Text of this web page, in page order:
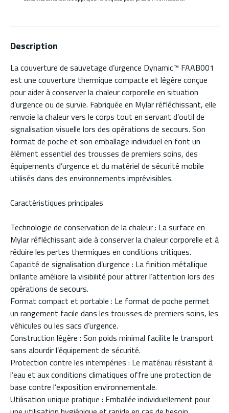
Description
La couverture de sauvetage d’urgence Dynamic™ FAAB001
est une couverture thermique compacte et légère conçue
pour aider à conserver la chaleur corporelle en situation
d’urgence ou de survie. Fabriquée en Mylar réfléchissant, elle
renvoie la chaleur vers le corps tout en servant d’outil de
signalisation visuelle lors des opérations de secours. Son
format de poche et son emballage individuel en font un
élément essentiel des trousses de premiers soins, des
équipements d’urgence et du matériel de sécurité mobile
utilisés dans des environnements imprévisibles.
Caractéristiques principales
Technologie de conservation de la chaleur : La surface en
Mylar réfléchissant aide à conserver la chaleur corporelle et à
réduire les pertes thermiques en conditions critiques.
Capacité de signalisation d’urgence : La finition métallique
brillante améliore la visibilité pour attirer l’attention lors des
opérations de secours.
Format compact et portable : Le format de poche permet
un rangement facile dans les trousses de premiers soins, les
véhicules ou les sacs d’urgence.
Construction légère : Son poids minimal facilite le transport
sans alourdir l’équipement de sécurité.
Protection contre les intempéries : Le matériau résistant à
l’eau et aux conditions climatiques offre une protection de
base contre l’exposition environnementale.
Utilisation unique pratique : Emballée individuellement pour